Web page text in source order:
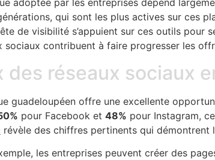
adoptée par les entreprises dépend
qui sont les plus actives sur ces
de visibilité s’appuient sur ces outils pour
sociaux contribuent à faire progresser les
des réseaux sociaux
guadeloupéen offre une excellente
pour Facebook et 48% pour Instagram,
révèle des chiffres pertinents qui démontrent
les entreprises peuvent créer des